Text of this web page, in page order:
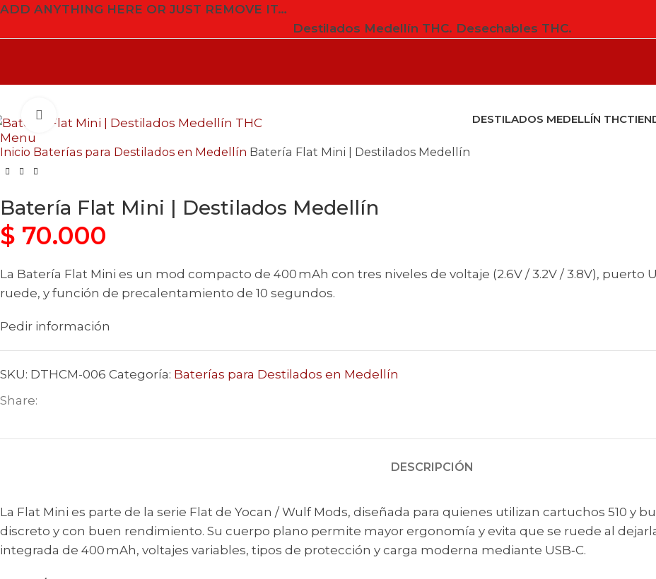
ADD ANYTHING HERE OR JUST REMOVE IT…
Destilados Medellín THC. Desechables THC.
DESTILADOS MEDELLÍN THC
Menu
Inicio Baterías para Destilados en Medellín Batería Flat Mini | Destilados Medellín
Batería Flat Mini | Destilados Medellín
$ 70.000
La Batería Flat Mini es un mod compacto de 400 mAh con tres niveles de voltaje (2.6V / 3.2V / 3.8V), puerto
ruede, y función de precalentamiento de 10 segundos.
Pedir información
SKU: DTHCM-006 Categoría: Baterías para Destilados en Medellín
Share:
DESCRIPCIÓN
La Flat Mini es parte de la serie Flat de Yocan / Wulf Mods, diseñada para quienes utilizan cartuchos 510 y
discreto y con buen rendimiento. Su cuerpo plano permite mayor ergonomía y evita que se ruede al
integrada de 400 mAh, voltajes variables, tipos de protección y carga moderna mediante USB‑C.